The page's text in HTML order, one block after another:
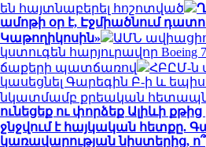
են հայտնաբերել հոշոտված
ամոթի օր է, Էջմիածնում
Կաթողիկոսին»
ԱՄՆ
կստուգեն հարյուրավոր Boeing
ճաքերի պատճառով
ՀԲԸՄ-ն
կասեցնել Գարեգին Բ-ի և
նկատմամբ քրեական
ունեցեք ու փորձեք Ալիևի
ջնջվում է հայկական հետքը.
կառավարության նիստերից,